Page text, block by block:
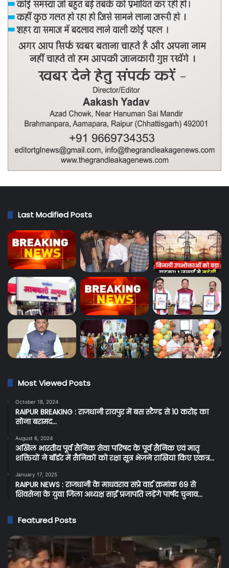
Last Modified Posts
Most Viewed Posts
October 18, 2024
RAIPUR BREAKING : राजधानी रायपुर में बस स्टैण्ड से 10 करोड़ का
सोना बरामद…
August 6, 2024
अखिल भारतीय पूर्व सैनिक सेवा परिषद के पूर्व सैनिक एवं मातृ
शक्तियों ने बॉर्डर में सैनिकों को रक्षा सूत्र भेजने राखियां किए एकत्र…
January 17, 2025
RAIPUR NEWS : राजधानी के माधवराव सप्रे वार्ड क्रमांक 69 से
शिवसेना के युवा जिला अध्यक्ष साईं प्रजापति लड़ेंगे पार्षद चुनाव…
Featured Posts
Raipur
Breaking:
रायपुर